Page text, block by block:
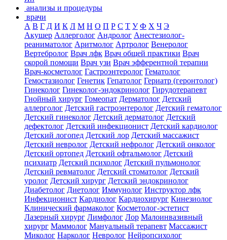
анализы и процедуры
врачи
А В Г Д И К Л М Н О П Р С Т У Ф Х Ч Э
Акушер Аллерголог Андролог Анестезиолог-
реаниматолог Аритмолог Артролог Венеролог
Вертебролог Врач лфк Врач общей практики Врач
скорой помощи Врач узи Врач эфферентной терапии
Врач-косметолог Гастроэнтеролог Гематолог
Гемостазиолог Генетик Гепатолог Гериатр (геронтолог)
Гинеколог Гинеколог-эндокринолог Гирудотерапевт
Гнойный хирург Гомеопат Дерматолог Детский
аллерголог Детский гастроэнтеролог Детский гематолог
Детский гинеколог Детский дерматолог Детский
дефектолог Детский инфекционист Детский кардиолог
Детский логопед Детский лор Детский массажист
Детский невролог Детский нефролог Детский онколог
Детский ортопед Детский офтальмолог Детский
психиатр Детский психолог Детский пульмонолог
Детский ревматолог Детский стоматолог Детский
уролог Детский хирург Детский эндокринолог
Диабетолог Диетолог Иммунолог Инструктор лфк
Инфекционист Кардиолог Кардиохирург Кинезиолог
Клинический фармаколог Косметолог-эстетист
Лазерный хирург Лимфолог Лор Малоинвазивный
хирург Маммолог Мануальный терапевт Массажист
Миколог Нарколог Невролог Нейропсихолог